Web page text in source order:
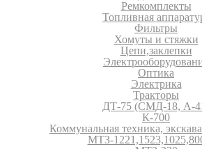
Ремкомплекты
Топливная
Фильтры
Хомуты и стяжки
Цепи,заклепки
Оптика
Электрика
Тракторы
ДТ-75 (СМД-18, А-
К-700
Коммунальная техника,
МТЗ-